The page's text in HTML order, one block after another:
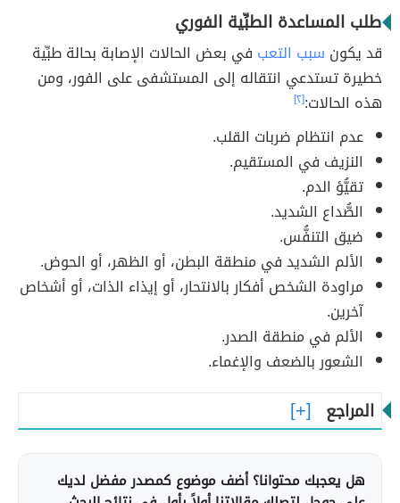
طلب المساعدة الطبِّية الفوري
قد يكون سبب التعب في بعض الحالات الإصابة بحالة طبِّية
خطيرة تستدعي انتقاله إلى المستشفى على الفور، ومن
هذه الحالات:[٢]
عدم انتظام ضربات القلب.
النزيف في المستقيم.
تقيُّؤ الدم.
الصُّداع الشديد.
ضيق التنفُّس.
الألم الشديد في منطقة البطن، أو الظهر، أو الحوض.
مراودة الشخص أفكار بالانتحار، أو إيذاء الذات، أو أشخاص
آخرين.
الألم في منطقة الصدر.
الشعور بالضعف والإغماء.
المراجع
هل يعجبك محتوانا؟ أضف موضوع كمصدر مفضل لديك